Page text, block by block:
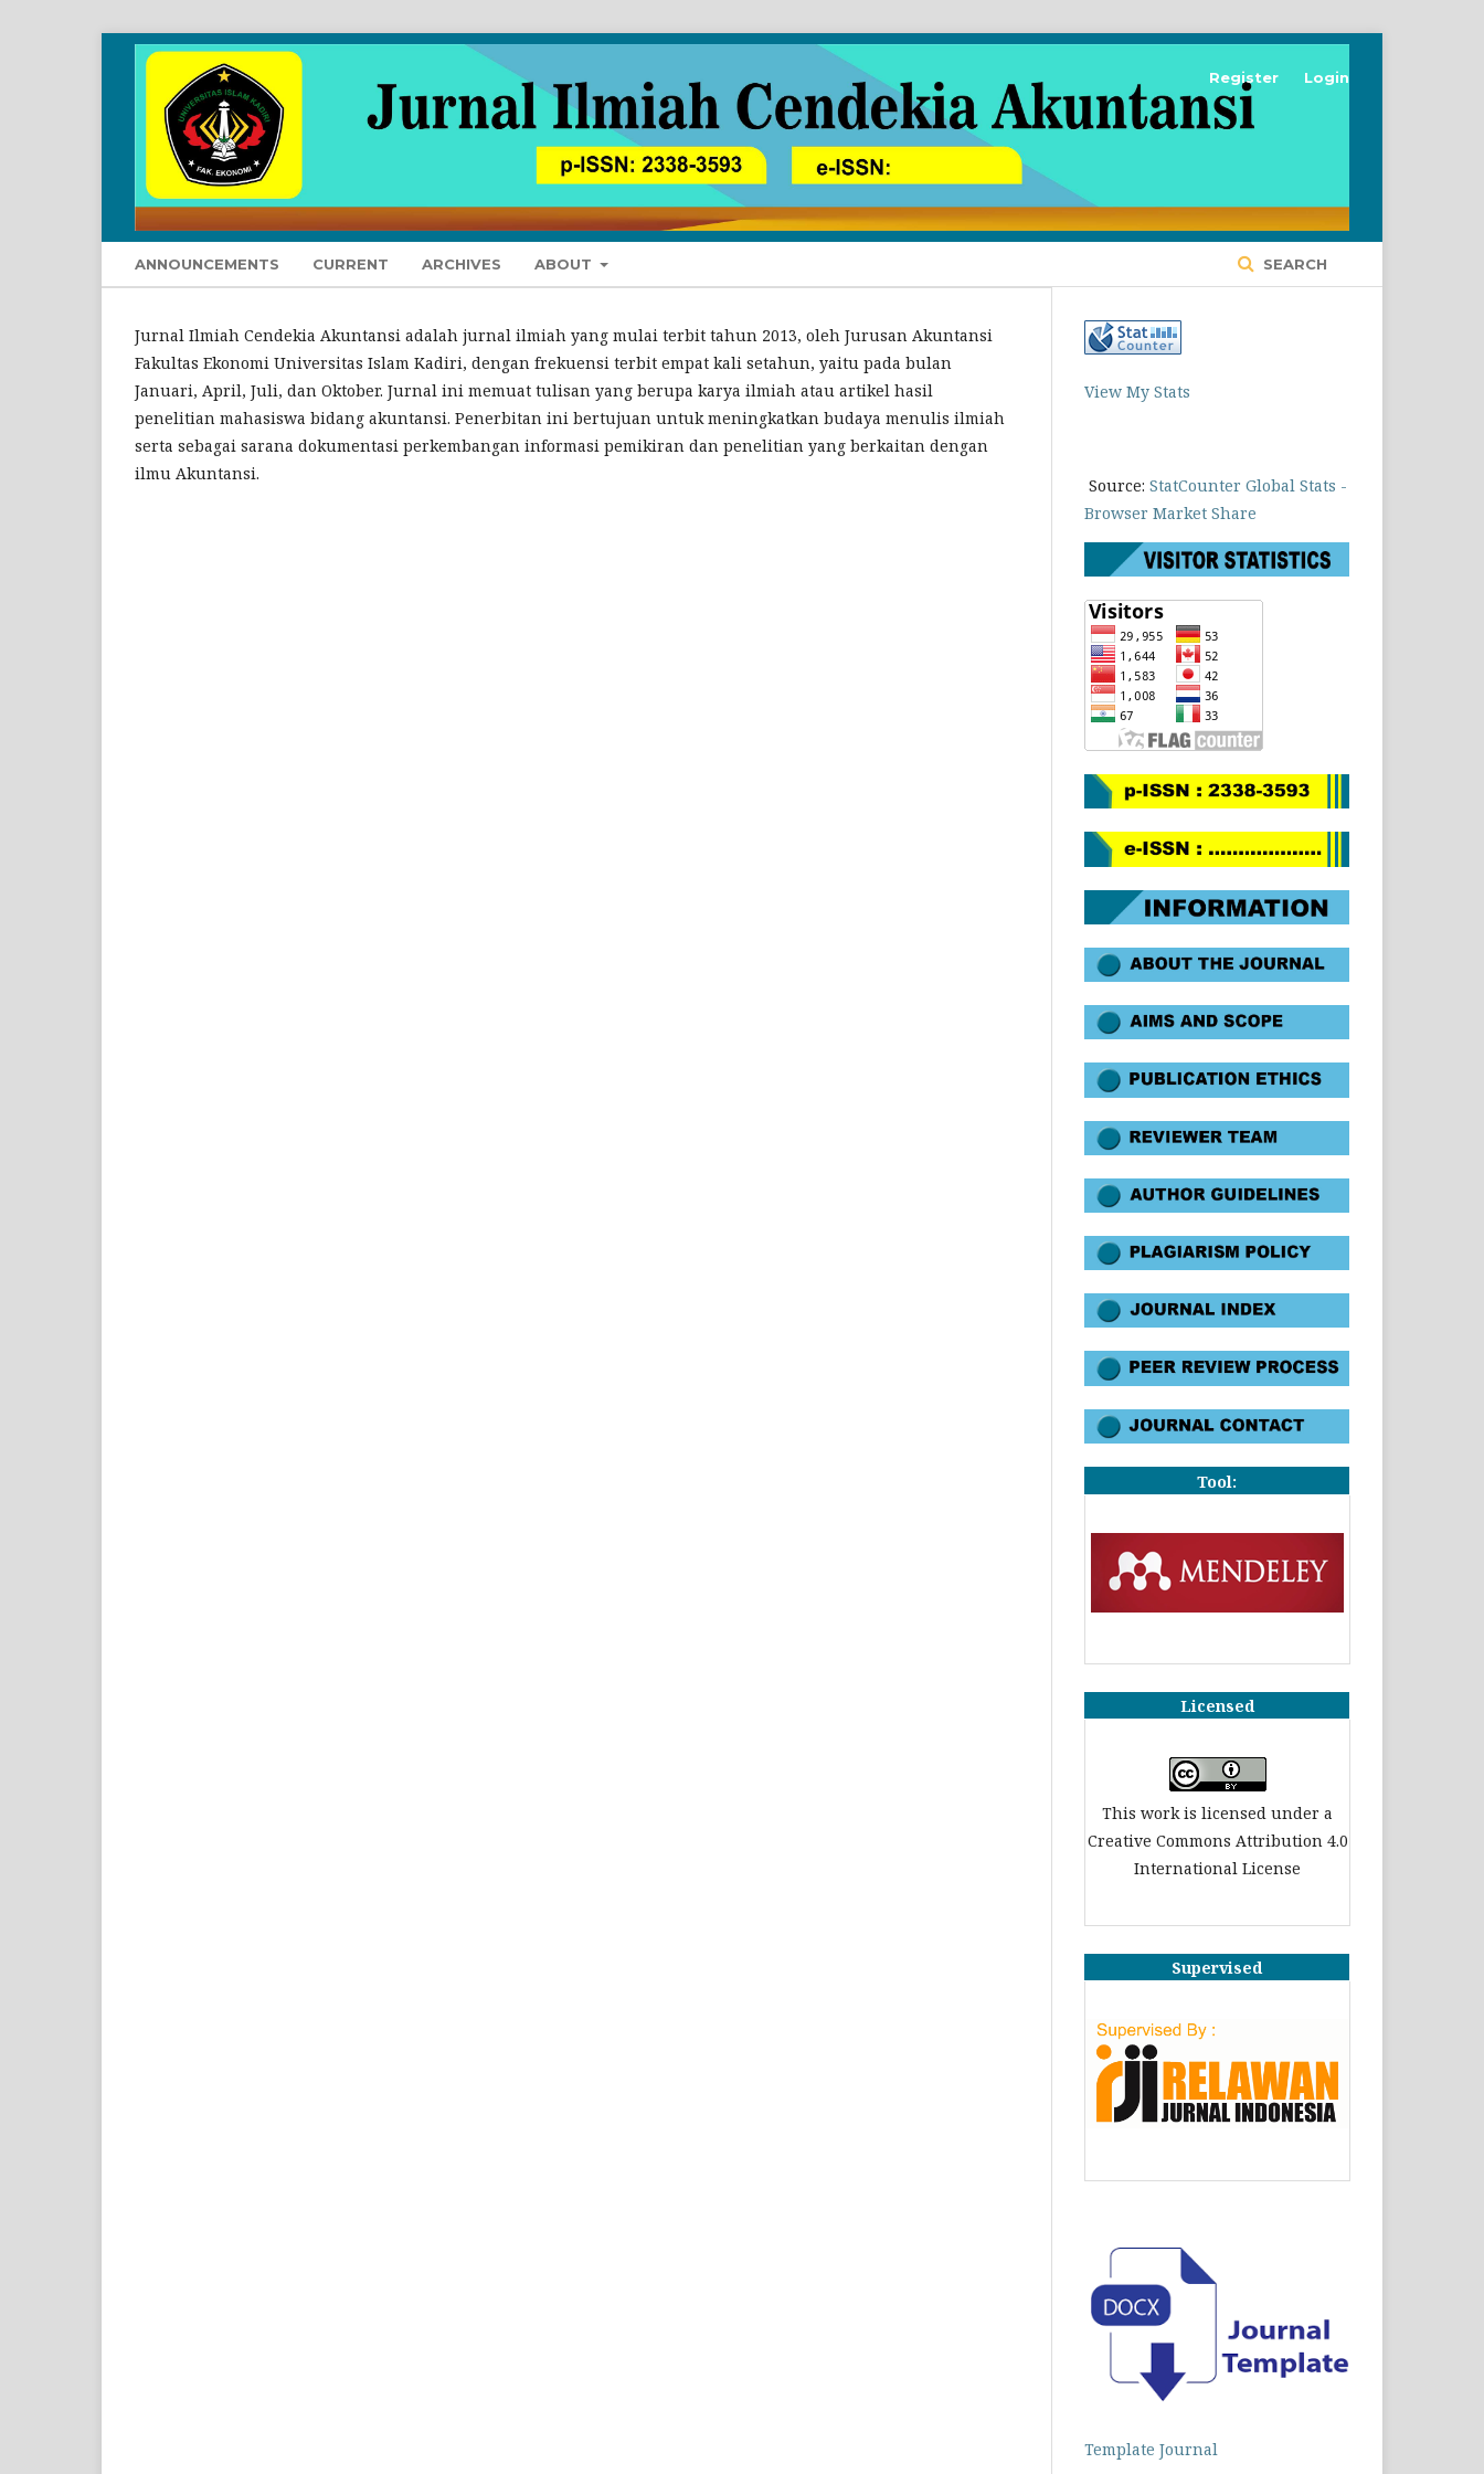
ANNOUNCEMENTS CURRENT ARCHIVES ABOUT SEARCH
Register Login
Jurnal Ilmiah Cendekia Akuntansi adalah jurnal ilmiah yang mulai terbit tahun 2013, oleh Jurusan Akuntansi
Fakultas Ekonomi Universitas Islam Kadiri, dengan frekuensi terbit empat kali setahun, yaitu pada bulan
Januari, April, Juli, dan Oktober. Jurnal ini memuat tulisan yang berupa karya ilmiah atau artikel hasil
penelitian mahasiswa bidang akuntansi. Penerbitan ini bertujuan untuk meningkatkan budaya menulis ilmiah
serta sebagai sarana dokumentasi perkembangan informasi pemikiran dan penelitian yang berkaitan dengan
ilmu Akuntansi.
View My Stats
Source: StatCounter Global Stats -
Browser Market Share
Tool:
Licensed
This work is licensed under a
Creative Commons Attribution 4.0
International License
Supervised
Template Journal